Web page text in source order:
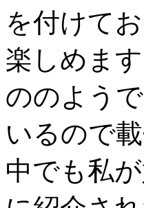
を付けて
楽しめま
ののよう
いるので
中でも私